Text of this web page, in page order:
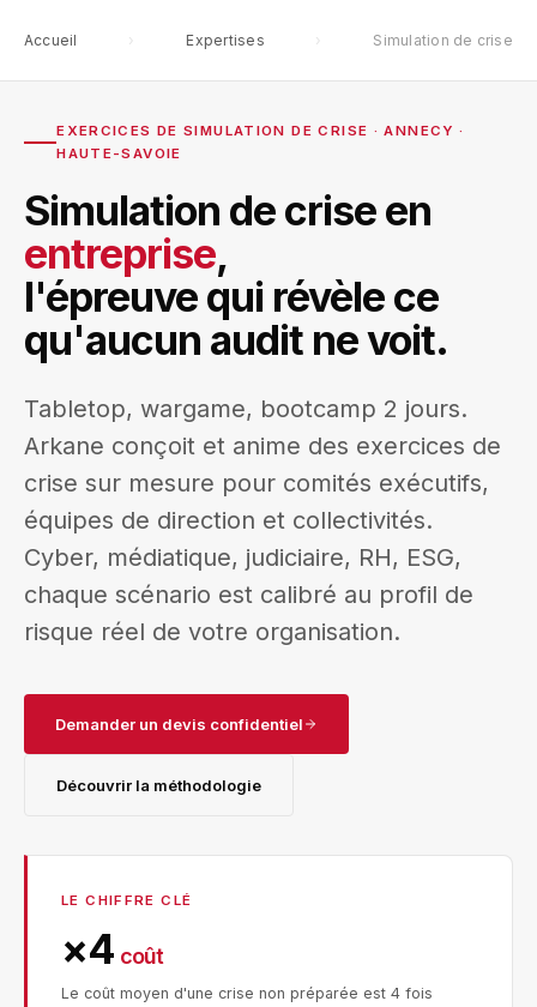
ANNECY · HAUTE-
expertises
Accueil › Expertises › Simulation de crise
EXERCICES DE SIMULATION DE CRISE · ANNECY ·
HAUTE-SAVOIE
Simulation de crise en
entreprise,
l'épreuve qui révèle ce
qu'aucun audit ne voit.
Tabletop, wargame, bootcamp 2 jours.
Arkane conçoit et anime des exercices de
crise sur mesure pour comités exécutifs,
équipes de direction et collectivités.
Cyber, médiatique, judiciaire, RH, ESG,
chaque scénario est calibré au profil de
risque réel de votre organisation.
Demander un devis confidentiel
Découvrir la méthodologie
LE CHIFFRE CLÉ
×4 coût
Le coût moyen d'une crise non préparée est 4 fois